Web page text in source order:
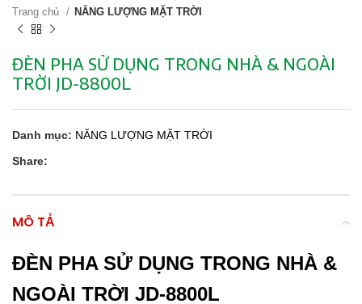
Trang chủ NĂNG LƯỢNG MẶT TRỜI
ĐÈN PHA SỬ DỤNG TRONG NHÀ & NGOÀI
TRỜI JD-8800L
Danh mục: NĂNG LƯỢNG MẶT TRỜI
Share:
MÔ TẢ
ĐÈN PHA SỬ DỤNG TRONG NHÀ &
NGOÀI TRỜI JD-8800L